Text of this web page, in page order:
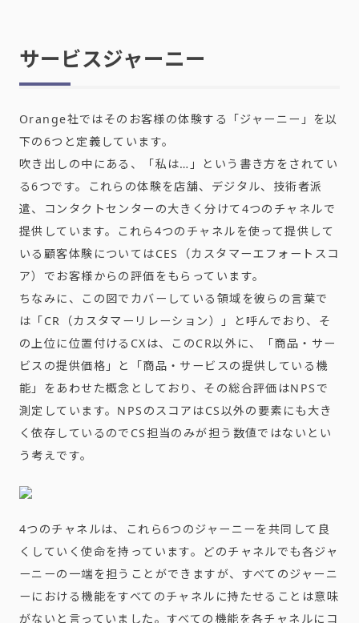
サービスジャーニー
Orange社ではそのお客様の体験する「ジャーニー」を以
下の6つと定義しています。
吹き出しの中にある、「私は…」という書き方をされてい
る6つです。これらの体験を店舗、デジタル、技術者派
遣、コンタクトセンターの大きく分けて4つのチャネルで
提供しています。これら4つのチャネルを使って提供して
いる顧客体験についてはCES（カスタマーエフォートスコ
ア）でお客様からの評価をもらっています。
ちなみに、この図でカバーしている領域を彼らの言葉で
は「CR（カスタマーリレーション）」と呼んでおり、そ
の上位に位置付けるCXは、このCR以外に、「商品・サー
ビスの提供価格」と「商品・サービスの提供している機
能」をあわせた概念としており、その総合評価はNPSで
測定しています。NPSのスコアはCS以外の要素にも大き
く依存しているのでCS担当のみが担う数値ではないとい
う考えです。
4つのチャネルは、これら6つのジャーニーを共同して良
くしていく使命を持っています。どのチャネルでも各ジャ
ーニーの一端を担うことができますが、すべてのジャーニ
ーにおける機能をすべてのチャネルに持たせることは意味
がないと言っていました。すべての機能を各チャネルにコ